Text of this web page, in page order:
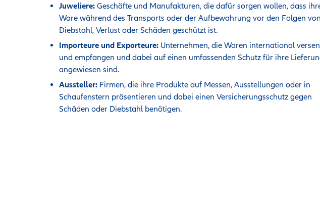
Juweliere: Geschäfte und Manufakturen, die dafür sorgen wollen, dass
Ware während des Transports oder der Aufbewahrung vor den Folgen von
Diebstahl, Verlust oder Schäden geschützt ist.
Importeure und Exporteure: Unternehmen, die Waren international
und empfangen und dabei auf einen umfassenden Schutz für ihre
angewiesen sind.
Aussteller: Firmen, die ihre Produkte auf Messen, Ausstellungen oder in
Schaufenstern präsentieren und dabei einen Versicherungsschutz gegen
Schäden oder Diebstahl benötigen.